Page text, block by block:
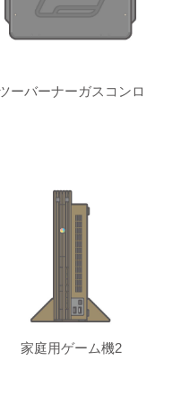
ーバーナーガスコンロ
家庭用ゲーム機2